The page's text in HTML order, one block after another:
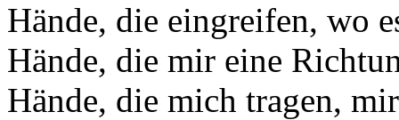
Hände, die eingreifen, wo
Hände, die mir eine
Hände, die mich tragen,